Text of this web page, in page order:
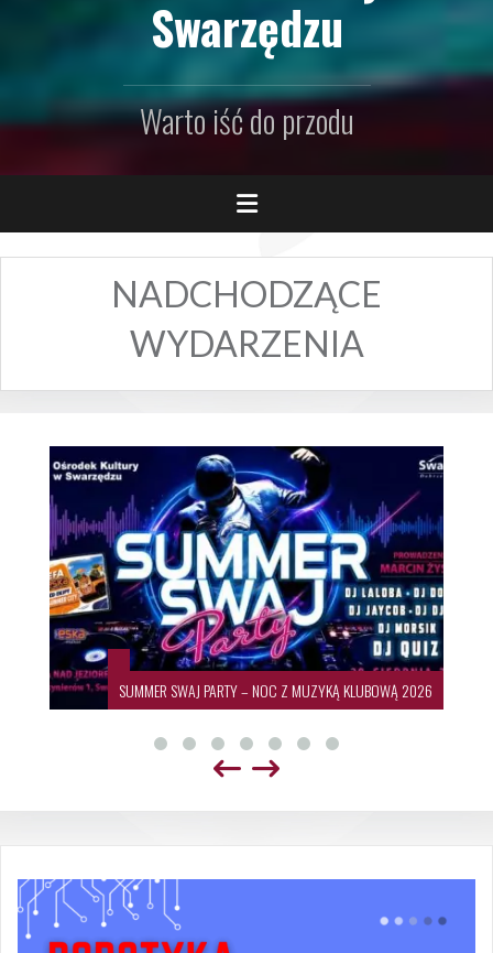
Swarzędzu
Warto iść do przodu
NADCHODZĄCE
WYDARZENIA
SUMMER SWAJ PARTY – NOC Z MUZYKĄ KLUBOWĄ 2026